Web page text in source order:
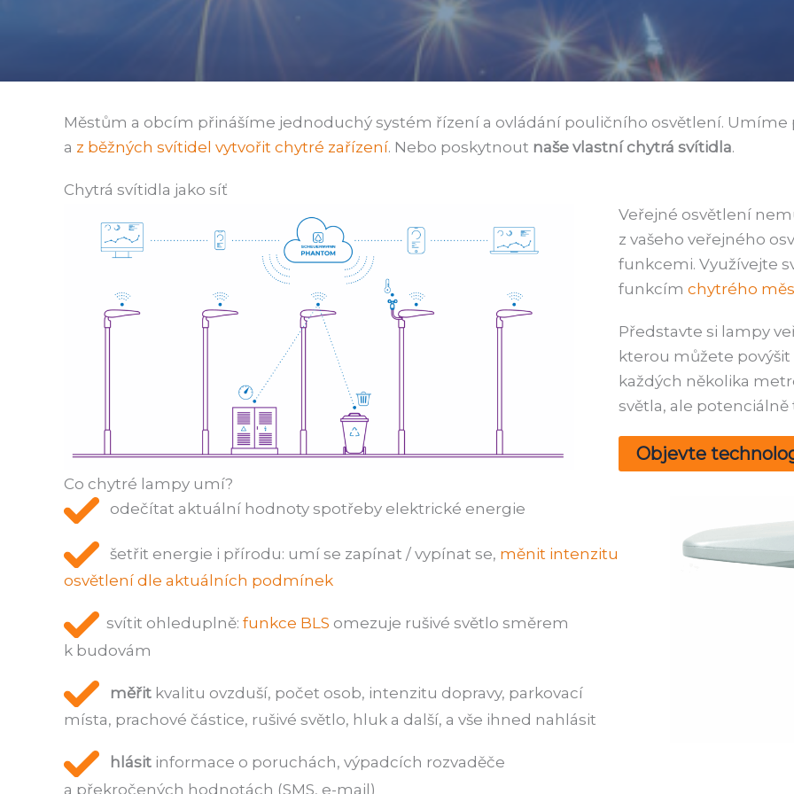
Městům a obcím přinášíme jednoduchý systém řízení a ovládání pouličního osvětlení.
a z běžných svítidel vytvořit chytré zařízení. Nebo poskytnout naše vlastní chytrá svítidla.
Chytrá svítidla jako síť
Veřejné osvětlení
z vašeho veřejného
funkcemi. Využívejte
funkcím chytrého
Představte si lampy
kterou můžete povýšit
každých několika
světla, ale
Objevte
Co chytré lampy umí?
odečítat aktuální hodnoty spotřeby elektrické energie
šetřit energie i přírodu: umí se zapínat / vypínat se, měnit intenzitu
osvětlení dle aktuálních podmínek
svítit ohleduplně: funkce BLS omezuje rušivé světlo směrem
k budovám
měřit kvalitu ovzduší, počet osob, intenzitu dopravy, parkovací
místa, prachové částice, rušivé světlo, hluk a další, a vše ihned nahlásit
hlásit informace o poruchách, výpadcích rozvaděče
a překročených hodnotách (SMS, e-mail)